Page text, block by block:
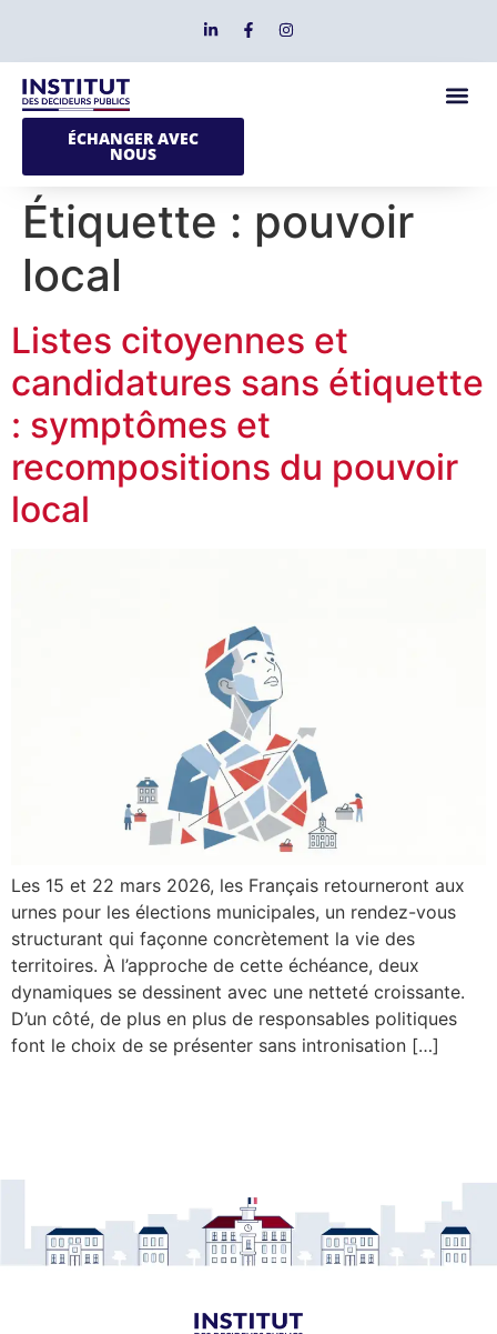
ÉCHANGER AVEC
NOUS
Étiquette : pouvoir
local
Listes citoyennes et
candidatures sans étiquette
: symptômes et
recompositions du pouvoir
local
Les 15 et 22 mars 2026, les Français retourneront aux
urnes pour les élections municipales, un rendez-vous
structurant qui façonne concrètement la vie des
territoires. À l’approche de cette échéance, deux
dynamiques se dessinent avec une netteté croissante.
D’un côté, de plus en plus de responsables politiques
font le choix de se présenter sans intronisation […]